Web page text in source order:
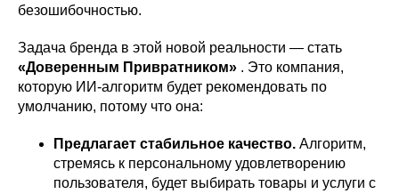
безошибочностью.
Задача бренда в этой новой реальности — стать
«Доверенным Привратником» . Это компания,
которую ИИ-алгоритм будет рекомендовать по
умолчанию, потому что она:
Предлагает стабильное качество. Алгоритм,
стремясь к персональному удовлетворению
пользователя, будет выбирать товары и услуги с